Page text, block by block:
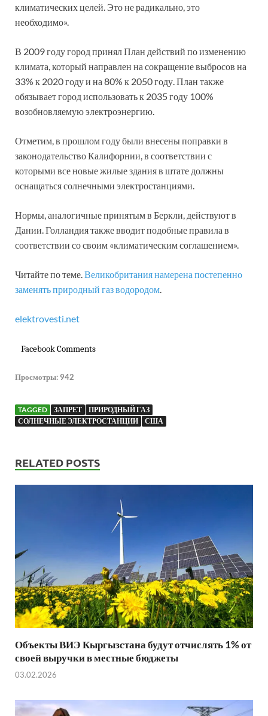
климатических целей. Это не радикально, это
необходимо».
В 2009 году город принял План действий по изменению
климата, который направлен на сокращение выбросов на
33% к 2020 году и на 80% к 2050 году. План также
обязывает город использовать к 2035 году 100%
возобновляемую электроэнергию.
Отметим, в прошлом году были внесены поправки в
законодательство Калифорнии, в соответствии с
которыми все новые жилые здания в штате должны
оснащаться солнечными электростанциями.
Нормы, аналогичные принятым в Беркли, действуют в
Дании. Голландия также вводит подобные правила в
соответствии со своим «климатическим соглашением».
Читайте по теме.Великобритания намерена постепенно
заменять природный газ водородом.
elektrovesti.net
Facebook Comments
Просмотры: 942
TAGGED ЗАПРЕТ
ПРИРОДНЫЙ ГАЗ
СОЛНЕЧНЫЕ ЭЛЕКТРОСТАНЦИИ
США
RELATED POSTS
Объекты ВИЭ Кыргызстана будут отчислять 1% от
своей выручки в местные бюджеты
03.02.2026